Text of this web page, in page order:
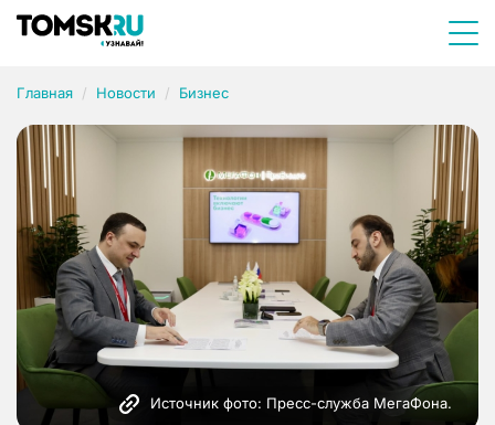
Главная Новости Бизнес
Источник фото: Пресс-служба МегаФона.